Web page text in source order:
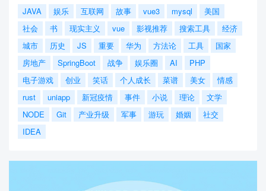
JAVA 娱乐 互联网 故事 vue3 mysql
美国
社会
书 现实主义 vue 影视推荐 搜索工具
经济
城市
历史 JS 重要 华为 方法论 工具
国家
房地产
SpringBoot 战争 娱乐圈 AI
PHP
电子游戏
创业 笑话 个人成长 菜谱 美女
情感
rust
uniapp 新冠疫情 事件 小说 理论
文学
NODE
Git 产业升级 军事 游玩 婚姻
社交
IDEA